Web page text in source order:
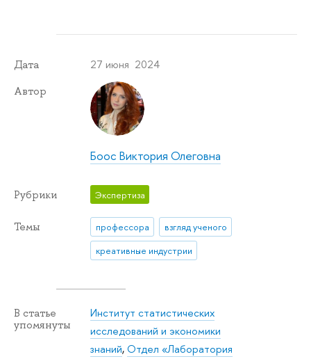
Дата 27 июня 2024
Автор
Боос Виктория Олеговна
Рубрики Экспертиза
Темы профессора
взгляд ученого
креативные индустрии
В статье
упомянуты
Институт статистических
исследований и экономики
знаний,Отдел «Лаборатория